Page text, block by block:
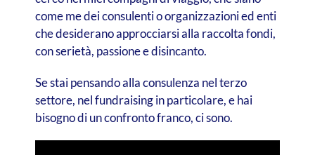
come me dei consulenti o organizzazioni ed enti
che desiderano approcciarsi alla raccolta fondi,
con serietà, passione e disincanto.
Se stai pensando alla consulenza nel terzo
settore, nel fundraising in particolare, e hai
bisogno di un confronto franco, ci sono.